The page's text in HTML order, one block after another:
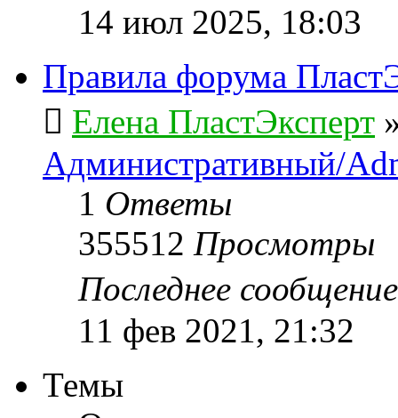
14 июл 2025, 18:03
Правила форума
Елена ПластЭксперт
Административный/
1 Ответы
355512 Просмотры
Последнее
11 фев 2021, 21:32
Темы